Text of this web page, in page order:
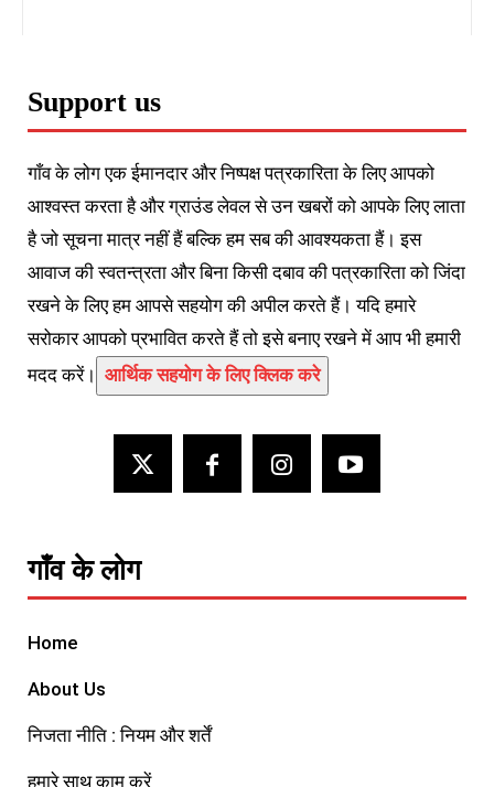
Support us
गाँव के लोग एक ईमानदार और निष्पक्ष पत्रकारिता के लिए आपको
आश्वस्त करता है और ग्राउंड लेवल से उन खबरों को आपके लिए लाता
है जो सूचना मात्र नहीं हैं बल्कि हम सब की आवश्यकता हैं। इस
आवाज की स्वतन्त्रता और बिना किसी दबाव की पत्रकारिता को जिंदा
रखने के लिए हम आपसे सहयोग की अपील करते हैं। यदि हमारे
सरोकार आपको प्रभावित करते हैं तो इसे बनाए रखने में आप भी हमारी
मदद करें। आर्थिक सहयोग के लिए क्लिक करे
गाँव के लोग
Home
About Us
निजता नीति : नियम और शर्तें
हमारे साथ काम करें